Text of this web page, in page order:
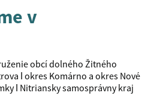
v
obcí dolného Žitného
ǀ okres Komárno a okres Nové
ǀ Nitriansky samosprávny kraj